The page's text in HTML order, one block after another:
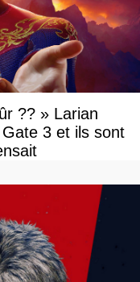
?? » Larian
3 et ils sont